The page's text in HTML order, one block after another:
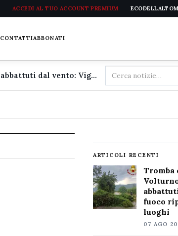
ACCEDI AL TUO ACCOUNT PREMIUM
CONTATTIABBONATI
Tromba d'aria nella valle del Volturno, decine di alberi abbattuti dal vento: Vigili del fuoco ripristinano lo stato dei luoghi
Cerca
nel
ARTICOLI RECENTI
Tromba
fuoco
luoghi
07 AGO